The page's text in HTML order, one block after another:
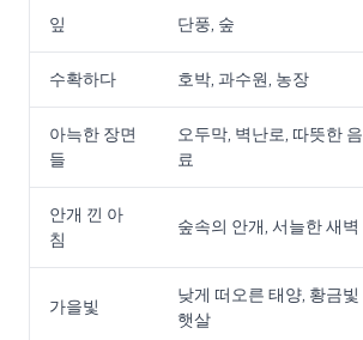
잎 단풍, 숲
수확하다 호박, 과수원, 농장
아늑한 장면
들
오두막, 벽난로, 따뜻한 음
료
안개 낀 아
침
숲속의 안개, 서늘한 새벽
가을빛
낮게 떠오른 태양, 황금빛
햇살